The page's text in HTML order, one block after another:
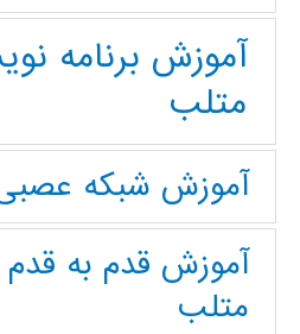
آموزش برنامه
متلب
آموزش شبکه
آموزش قدم به قدم
متلب